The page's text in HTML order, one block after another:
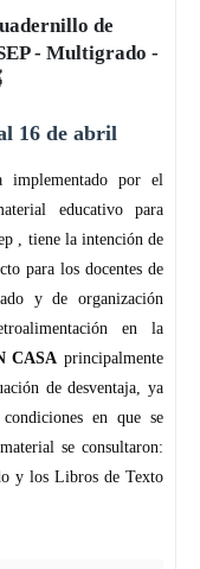
de
- Multigrado -
16 de abril
implementado por el
educativo para
, tiene la intención de
para los docentes de
y de organización
en la
CASA principalmente
de desventaja, ya
en que se
se consultaron:
y los Libros de Texto